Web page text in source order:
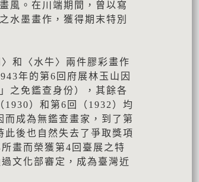
風。在川端期間，曾以寫
水墨畫作，獲得期末特別
和〈水牛〉兩件膠彩畫作
年的第6回府展林玉山因
之免鑑查身份），其餘各
1930）和第6回（1932）均
成為無鑑查畫家，到了第
後也自然失去了爭取獎項
畫而榮獲第4回臺展之特
文化部審定，成為臺灣近